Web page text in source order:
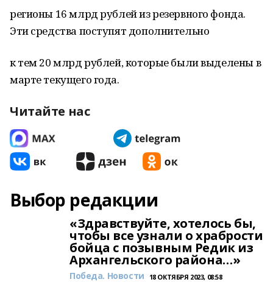
регионы 16 млрд рублей из резервного фонда.
Эти средства поступят дополнительно
к тем 20 млрд рублей, которые были выделены в
марте текущего года.
Читайте нас
Выбор редакции
«Здравствуйте, хотелось бы,
чтобы все узнали о храбрости
бойца с позывным Редик из
Архангельского района…»
Победа. Новости 18 ОКТЯБРЯ 2023, 08:58